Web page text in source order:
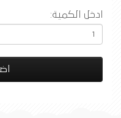
ادخل الكمية: